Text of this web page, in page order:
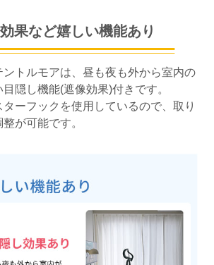
果など嬉しい機能あり
ントルモアは、昼も夜も外から室内の
隠し機能(遮像効果)付きです。
ーフックを使用しているので、取り
が可能です。